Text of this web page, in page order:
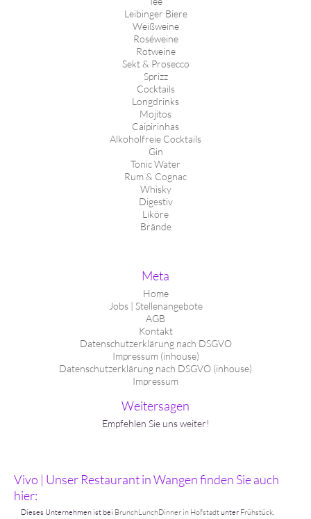
Leibinger Biere
Weißweine
Roséweine
Rotweine
Sekt & Prosecco
Sprizz
Cocktails
Longdrinks
Mojitos
Caipirinhas
Alkoholfreie Cocktails
Gin
Tonic Water
Rum & Cognac
Whisky
Digestiv
Liköre
Brände
Meta
Home
Jobs | Stellenangebote
AGB
Kontakt
Datenschutzerklärung nach DSGVO
Impressum (inhouse)
Datenschutzerklärung nach DSGVO (inhouse)
Impressum
Weitersagen
Empfehlen Sie uns weiter!
Vivo | Unser Restaurant in Wangen finden Sie auch
hier:
Dieses Unternehmen ist bei BrunchLunchDinner in Hofstadtunter Frühstück,